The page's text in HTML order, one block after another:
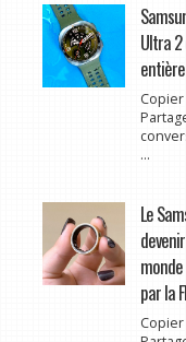
Ultra
...
Le
par la